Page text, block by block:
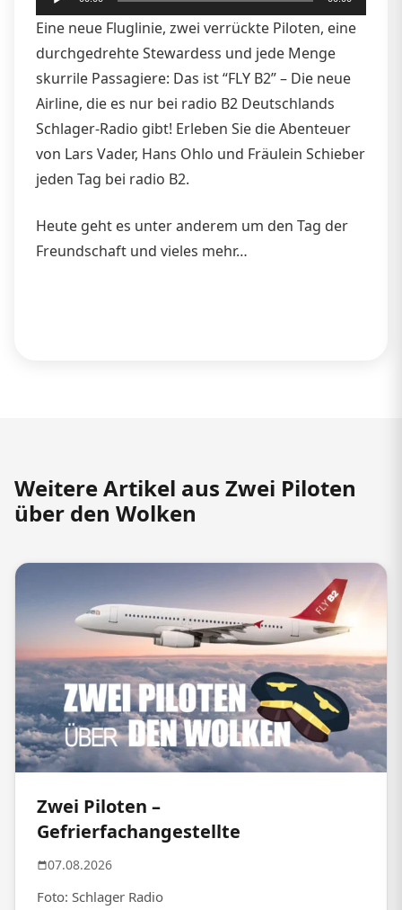
Player
Eine neue Fluglinie, zwei verrückte Piloten, eine
durchgedrehte Stewardess und jede Menge
skurrile Passagiere: Das ist “FLY B2” – Die neue
Airline, die es nur bei radio B2 Deutschlands
Schlager-Radio gibt! Erleben Sie die Abenteuer
von Lars Vader, Hans Ohlo und Fräulein Schieber
jeden Tag bei radio B2.
Heute geht es unter anderem um den Tag der
Freundschaft und vieles mehr…
Weitere Artikel aus Zwei Piloten
über den Wolken
Zwei Piloten –
Gefrierfachangestellte
07.08.2026
Foto: Schlager Radio